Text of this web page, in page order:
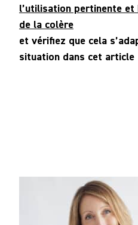
l’utilisation pertinente et
de la colère
et vérifiez que cela
situation dans cet article